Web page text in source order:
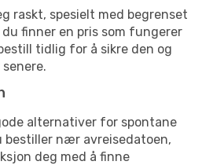
raskt, spesielt med begrenset
finner en pris som fungerer
tidlig for å sikre den og
alternativer for spontane
bestiller nær avreisedatoen,
deg med å finne